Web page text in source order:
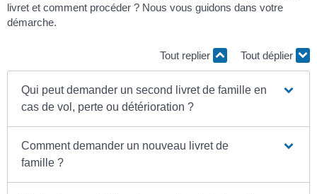
livret et comment procéder ? Nous vous guidons dans votre
démarche.
Tout replier Tout déplier
Qui peut demander un second livret de famille en
cas de vol, perte ou détérioration ?
Comment demander un nouveau livret de
famille ?